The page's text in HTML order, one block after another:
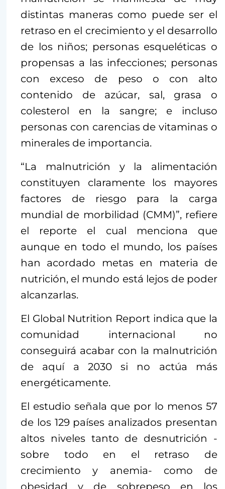
distintas maneras como puede ser el
retraso en el crecimiento y el desarrollo
de los niños; personas esqueléticas o
propensas a las infecciones; personas
con exceso de peso o con alto
contenido de azúcar, sal, grasa o
colesterol en la sangre; e incluso
personas con carencias de vitaminas o
minerales de importancia.
“La malnutrición y la alimentación
constituyen claramente los mayores
factores de riesgo para la carga
mundial de morbilidad (CMM)”, refiere
el reporte el cual menciona que
aunque en todo el mundo, los países
han acordado metas en materia de
nutrición, el mundo está lejos de poder
alcanzarlas.
El Global Nutrition Report indica que la
comunidad internacional no
conseguirá acabar con la malnutrición
de aquí a 2030 si no actúa más
energéticamente.
El estudio señala que por lo menos 57
de los 129 países analizados presentan
altos niveles tanto de desnutrición -
sobre todo en el retraso de
crecimiento y anemia- como de